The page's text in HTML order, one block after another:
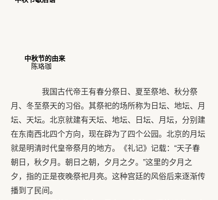
中秋节的由来
陈珞珈
我国古代帝王有春分祭日、夏至祭地、秋分祭
月、冬至祭天的习俗。其祭祀的场所称为日坛、地坛、月
坛、天坛。北京就建有天坛、地坛、日坛、月坛，分别建
在东南西北四个方向，现在辟为了四个公园。北京的月坛
就是明清时代皇帝祭月的地方。《礼记》记载：“天子春
朝日，秋夕月。朝日之朝，夕月之夕。”这里的夕月之
夕，指的正是夜晚祭祀月亮。这种宫廷的风俗后来逐渐传
播到了民间。